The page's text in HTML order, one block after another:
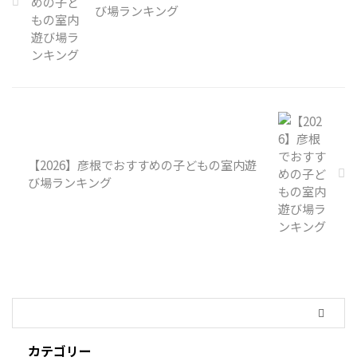
び場ランキング
【2026】彦根でおすすめの子どもの室内遊
び場ランキング
カテゴリー